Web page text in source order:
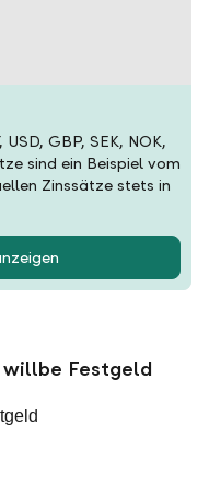
GBP, SEK, NOK,
sind ein Beispiel vom
Zinssätze stets in
Festgeld